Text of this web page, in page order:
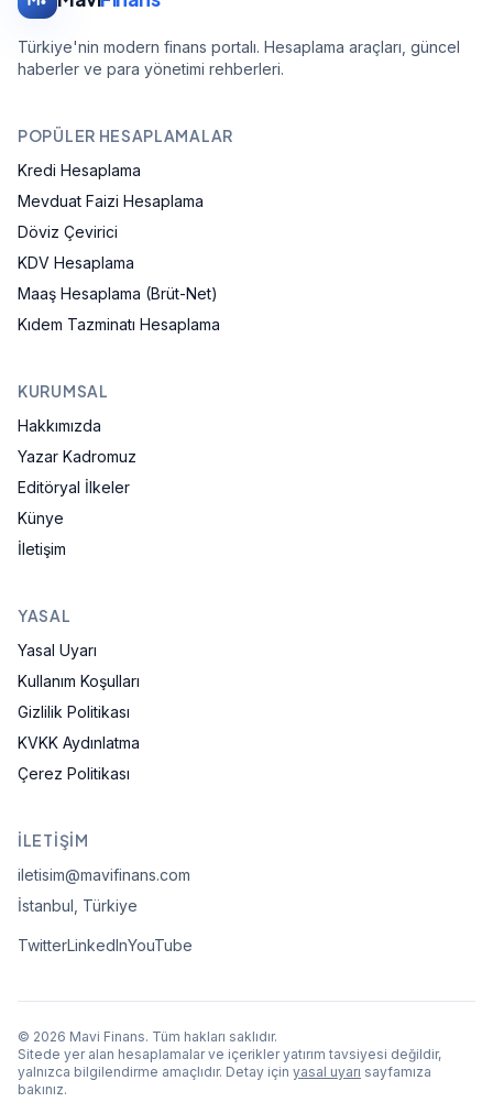
Türkiye'nin modern finans portalı. Hesaplama araçları, güncel
haberler ve para yönetimi rehberleri.
POPÜLER HESAPLAMALAR
Kredi Hesaplama
Mevduat Faizi Hesaplama
Döviz Çevirici
KDV Hesaplama
Maaş Hesaplama (Brüt-Net)
Kıdem Tazminatı Hesaplama
KURUMSAL
Hakkımızda
Yazar Kadromuz
Editöryal İlkeler
Künye
İletişim
YASAL
Yasal Uyarı
Kullanım Koşulları
Gizlilik Politikası
KVKK Aydınlatma
Çerez Politikası
İLETIŞIM
iletisim@mavifinans.com
İstanbul, Türkiye
TwitterLinkedInYouTube
© 2026 Mavi Finans. Tüm hakları saklıdır.
Sitede yer alan hesaplamalar ve içerikler yatırım tavsiyesi değildir,
yalnızca bilgilendirme amaçlıdır. Detay için yasal uyarı sayfamıza
bakınız.